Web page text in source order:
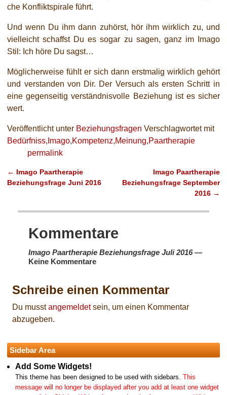
che Konfliktspirale führt.
Und wenn Du ihm dann zuhörst, hör ihm wirk­lich zu, und
viel­leicht schaffst Du es sogar zu sagen, ganz im Imago
Stil: Ich höre Du sagst…
Möglicherweise fühlt er sich dann erst­ma­lig wirk­lich gehört
und ver­stan­den von Dir. Der Versuch als ers­ten Schritt in
eine gegen­sei­tig ver­ständ­nis­vol­le Beziehung ist es sicher
wert.
Veröffentlicht unter Beziehungsfragen Verschlagwortet mit
Bedürfniss, Imago,Kompetenz,Meinung,Paartherapie
permalink
Artikelnavigation
← Imago Paartherapie
Beziehungsfrage Juni 2016
Imago Paartherapie
Beziehungsfrage September
2016 →
Kommentare
Imago Paartherapie Beziehungsfrage Juli 2016—
Keine Kommentare
Schreibe einen Kommentar
Du musstangemeldetsein, um einen Kommentar
abzugeben.
Sidebar Area
Add Some Widgets!
This theme has been designed to be used with sidebars. This
message will no longer be displayed after you add at least one widget